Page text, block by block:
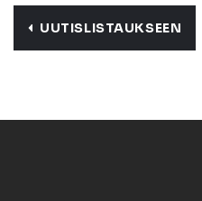
UUTISLISTAUKSEEN